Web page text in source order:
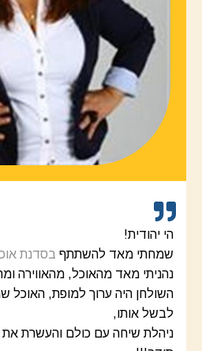
הי יהודית!
שמחתי מאד להשתתף בסדנת
נהניתי מאד מהאוכל, מהאווירה
השולחן היה ערוך למופת, האוכל
לבשל אותו,
ניהלת שיחה עם כולם והעשרת את